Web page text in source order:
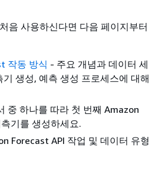
음 사용하신다면 다음 페이지부터
작동 방식 - 주요 개념과 데이터 세
생성, 예측 생성 프로세스에 대해
중 하나를 따라 첫 번째 Amazon
기를 생성하세요.
Forecast API 작업 및 데이터 유형